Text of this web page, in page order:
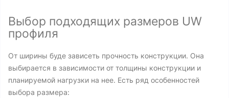
Выбор подходящих размеров UW
профиля
От ширины буде зависеть прочность конструкции. Она
выбирается в зависимости от толщины конструкции и
планируемой нагрузки на нее. Есть ряд особенностей
выбора размера: